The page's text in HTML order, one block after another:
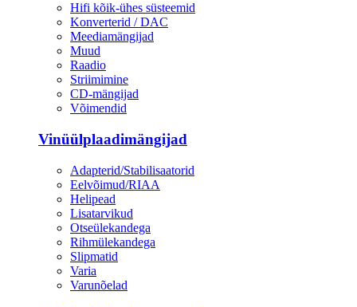
Hifi kõik-ühes süsteemid
Konverterid / DAC
Meediamängijad
Muud
Raadio
Striimimine
CD-mängijad
Võimendid
Vinüülplaadimängijad
Adapterid/Stabilisaatorid
Eelvõimud/RIAA
Helipead
Lisatarvikud
Otseülekandega
Rihmülekandega
Slipmatid
Varia
Varunõelad